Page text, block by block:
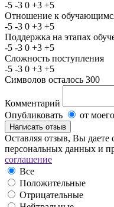
-5 -3 0 +3 +5
Отношение к
-5 -3 0 +3 +5
Поддержка на этапах
-5 -3 0 +3 +5
Сложность поступления
-5 -3 0 +3 +5
Символов осталось 300
Комментарий
Опубликовать
от
Оставляя отзыв, Вы даете
персональных данных и
соглашение
Все
Положительные
Отрицательные